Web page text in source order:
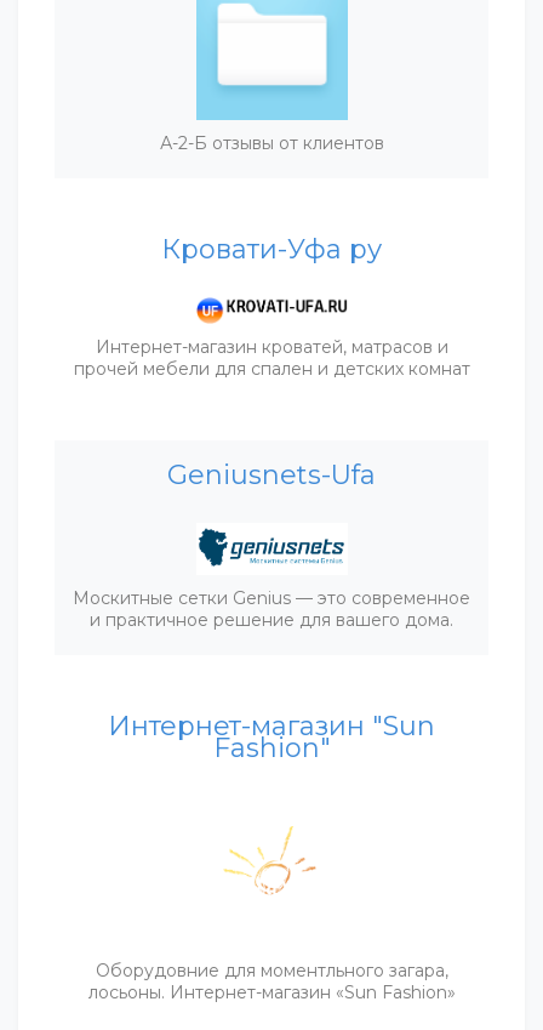
А-2-Б отзывы от клиентов
Кровати-Уфа ру
Интернет-магазин кроватей, матрасов и
прочей мебели для спален и детских комнат
Geniusnets-Ufa
Москитные сетки Genius — это современное
и практичное решение для вашего дома.
Интернет-магазин "Sun
Fashion"
Оборудовние для моментльного загара,
лосьоны. Интернет-магазин «Sun Fashion»